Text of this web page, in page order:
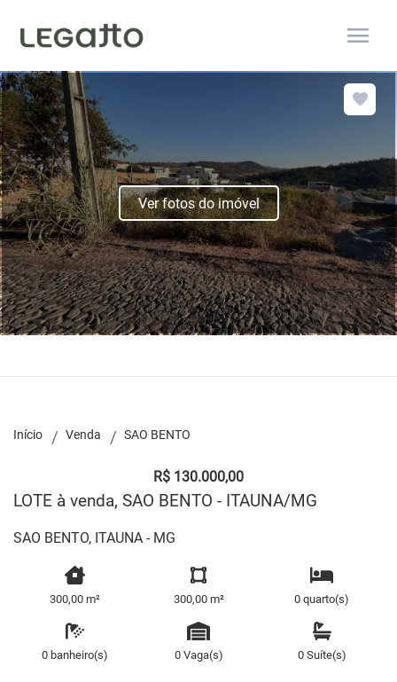
menu
Ver fotos do imóvel
Início Venda SAO BENTO
R$ 130.000,00
LOTE à venda, SAO BENTO - ITAUNA/MG
SAO BENTO, ITAUNA - MG
300,00 m² 300,00 m² 0 quarto(s)
0 banheiro(s) 0 Vaga(s) 0 Suíte(s)